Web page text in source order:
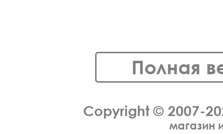
Полная
Copyright © 2007-
магазин